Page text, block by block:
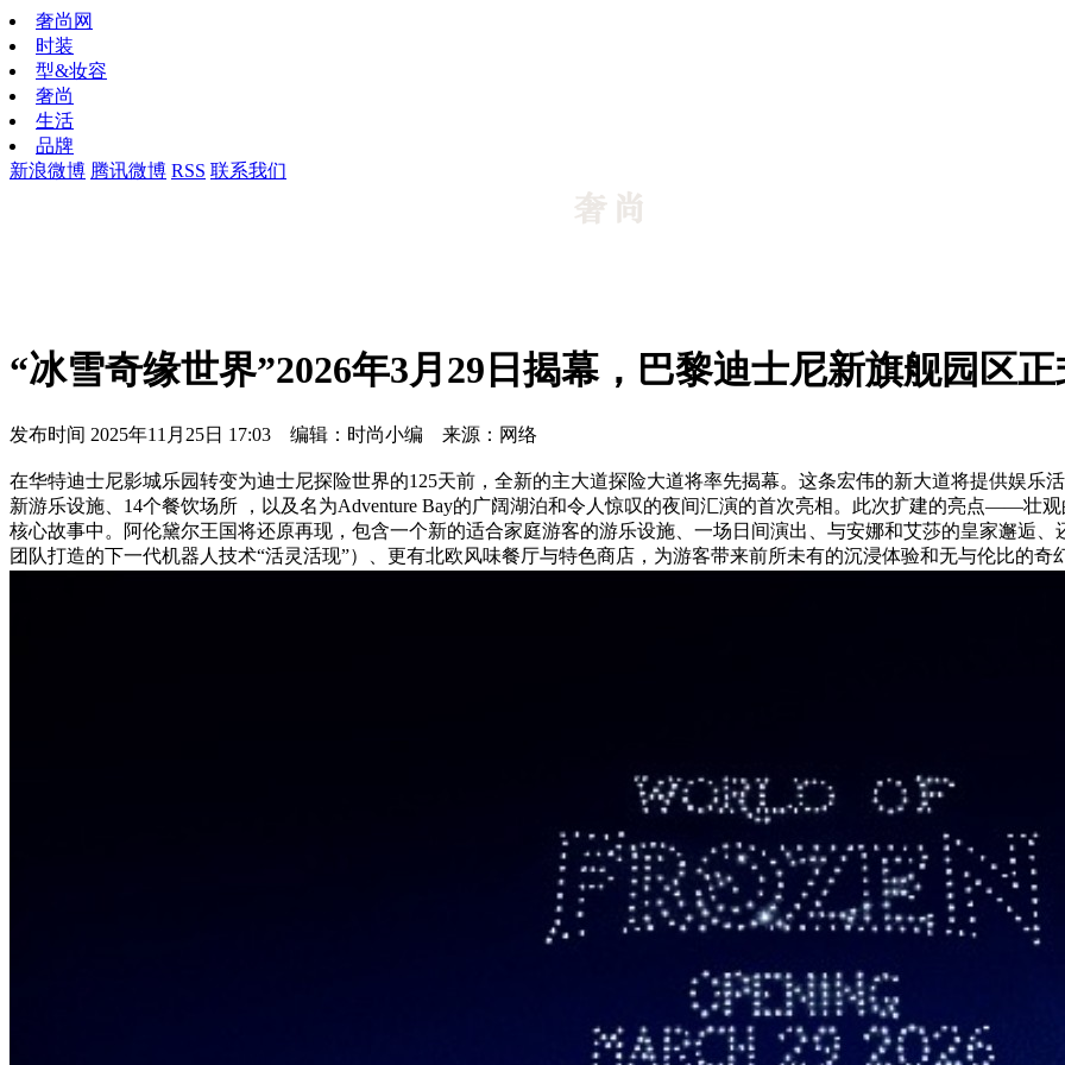
奢尚网
时装
型&妆容
奢尚
生活
品牌
新浪微博 腾讯微博 RSS 联系我们
“冰雪奇缘世界”2026年3月29日揭幕，巴黎迪士尼新旗舰园区
发布时间 2025年11月25日 17:03 编辑：时尚小编 来源：网络
在华特迪士尼影城乐园转变为迪士尼探险世界的125天前，全新的主大道探险大道将率先揭幕。这条宏伟的新大道将提供娱乐
新游乐设施、14个餐饮场所 ，以及名为Adventure Bay的广阔湖泊和令人惊叹的夜间汇演的首次亮相。此次扩建的亮点——壮
核心故事中。阿伦黛尔王国将还原再现，包含一个新的适合家庭游客的游乐设施、一场日间演出、与安娜和艾莎的皇家邂逅
团队打造的下一代机器人技术“活灵活现”）、更有北欧风味餐厅与特色商店，为游客带来前所未有的沉浸体验和无与伦比的奇